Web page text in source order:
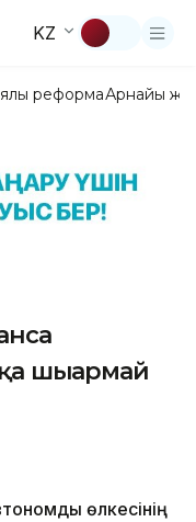
KZ
реформаАрнайы
шығармай
өлкесінің